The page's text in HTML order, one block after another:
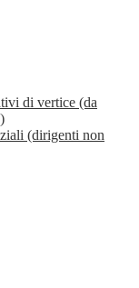
di vertice (da
(dirigenti non